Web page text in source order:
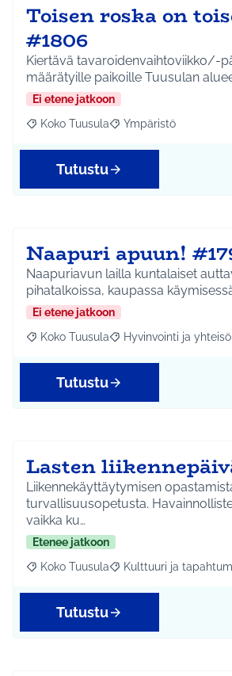
Toisen roska on
#1806
Kiertävä tavaroidenvaihtoviikko/-
määrätyille paikoille Tuusulan
Ei etene jatkoon
Rajaa tulokset aihepiirin mukaan: Koko
Koko Tuusula Rajaa tulokset teeman
Ympäristö
Tutustu
Naapuri apuun!
Naapuriavun lailla kuntalaiset
pihatalkoissa, kaupassa
Ei etene jatkoon
Rajaa tulokset aihepiirin mukaan: Koko
Koko Tuusula Rajaa tulokset
Hyvinvointi ja
Tutustu
Lasten
Liikennekäyttäytymisen
turvallisuusopetusta.
vaikka ku…
Etenee jatkoon
Rajaa tulokset aihepiirin mukaan: Koko
Koko Tuusula Rajaa tulokset
Kulttuuri ja
Tutustu